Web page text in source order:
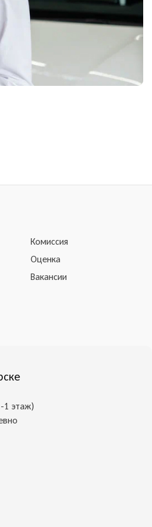
Комиссия
Оценка
Вакансии
1 этаж)